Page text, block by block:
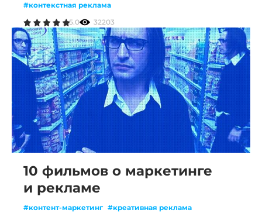
#контекстная реклама
5.0
32203
10 фильмов о маркетинге
и рекламе
#контент-маркетинг #креативная реклама